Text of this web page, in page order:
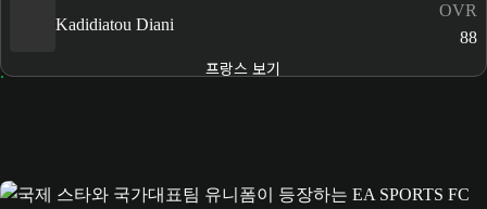
Kadidiatou Diani
OVR
88
프랑스 보기